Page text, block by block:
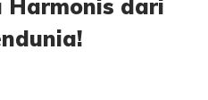
Harmonis dari